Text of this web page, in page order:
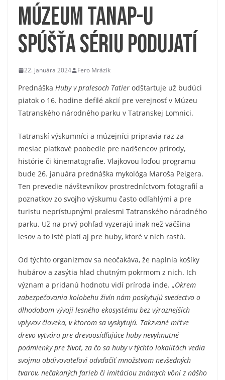
Múzeum TANAP-u
spúšťa sériu podujatí
22. januára 2024 Fero Mrázik
Prednáška Huby v pralesoch Tatier odštartuje už budúci
piatok o 16. hodine defilé akcií pre verejnosť v Múzeu
Tatranského národného parku v Tatranskej Lomnici.
Tatranskí výskumníci a múzejníci pripravia raz za
mesiac piatkové poobedie pre nadšencov prírody,
histórie či kinematografie. Vlajkovou loďou programu
bude 26. januára prednáška mykológa Maroša Peigera.
Ten prevedie návštevníkov prostredníctvom fotografií a
poznatkov zo svojho výskumu často odľahlými a pre
turistu neprístupnými pralesmi Tatranského národného
parku. Už na prvý pohľad vyzerajú inak než väčšina
lesov a to isté platí aj pre huby, ktoré v nich rastú.
Od týchto organizmov sa neočakáva, že naplnia košíky
hubárov a zasýtia hlad chutným pokrmom z nich. Ich
význam a pridanú hodnotu vidí príroda inde. „Okrem
zabezpečovania kolobehu živín nám poskytujú svedectvo o
dlhodobom vývoji lesného ekosystému bez výraznejších
vplyvov človeka, v ktorom sa vyskytujú. Takzvané mŕtve
drevo vytvára pre drevoosídľujúce huby nevyhnutné
podmienky pre život, za čo sa huby v týchto lokalitách vedia
svojmu obdivovateľovi odvďačiť množstvom nevšedných
tvarov, nečakaných farieb či imitáciou známych vôní z nášho